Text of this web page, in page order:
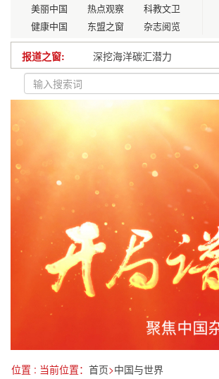
美丽中国
热点观察
科教文卫
健康中国
东盟之窗 杂志阅览
报道之窗:
深挖海洋碳汇潜力
第十个全国科技工作者日|
四川省疾控中心结防所到万
这一年，中国绿色发展成绩
2025年黑龙江省委一号文件
第九届中国军事智能技术装
《网络暴力信息治理规定》
流行强度总体呈下降趋势
泉源汲古方，匠心焕新生：
位置 : 当前位置： 首页>中国与世界